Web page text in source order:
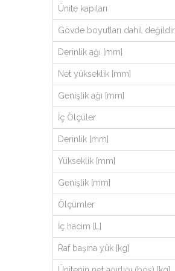
Ünite kapıları
Gövde boyutları dahil
Derinlik ağı [mm]
Net yükseklik [mm]
Genişlik ağı [mm]
İç Ölçüler
Derinlik [mm]
Yükseklik [mm]
Genişlik [mm]
Ölçümler
İç hacim [L]
Raf başına yük [kg]